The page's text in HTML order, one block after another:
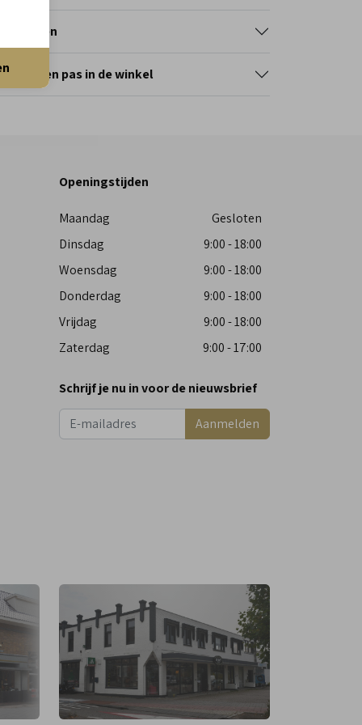
en pas in de winkel
Openingstijden
Maandag
Gesloten
Dinsdag
9:00 - 18:00
Woensdag
9:00 - 18:00
Donderdag
9:00 - 18:00
Vrijdag
9:00 - 18:00
Zaterdag
9:00 - 17:00
Schrijf je nu in voor de nieuwsbrief
Aanmelden